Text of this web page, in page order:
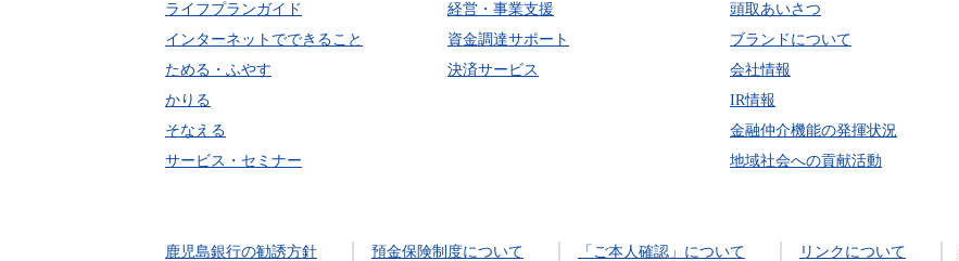
ライフプランガイド
インターネットでできること
ためる・ふやす
かりる
そなえる
サービス・セミナー
経営・事業支援
資金調達サポート
決済サービス
頭取あいさつ
ブランドについて
会社情報
IR情報
金融仲介機能の発揮状況
地域社会への貢献活動
鹿児島銀行の勧誘方針 預金保険制度について 「ご本人確認」について リンクについて